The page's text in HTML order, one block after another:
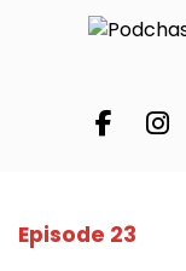
Episode 23